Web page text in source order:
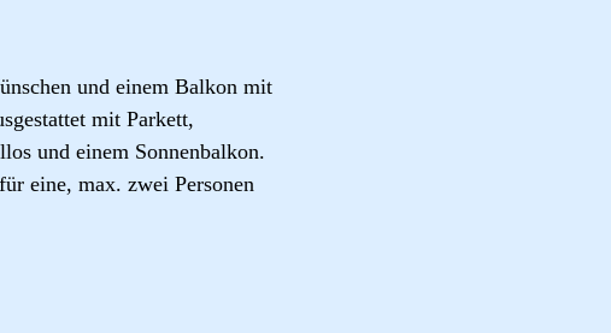
und einem Balkon mit
mit Parkett,
und einem Sonnenbalkon.
eine, max. zwei Personen